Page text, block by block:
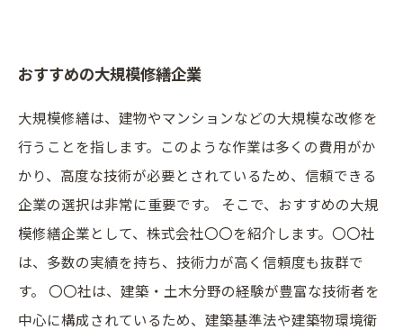
おすすめの大規模修繕企業
大規模修繕は、建物やマンションなどの大規模な改修を
行うことを指します。このような作業は多くの費用がか
かり、高度な技術が必要とされているため、信頼できる
企業の選択は非常に重要です。 そこで、おすすめの大規
模修繕企業として、株式会社〇〇を紹介します。〇〇社
は、多数の実績を持ち、技術力が高く信頼度も抜群で
す。 〇〇社は、建築・土木分野の経験が豊富な技術者を
中心に構成されているため、建築基準法や建築物環境衛